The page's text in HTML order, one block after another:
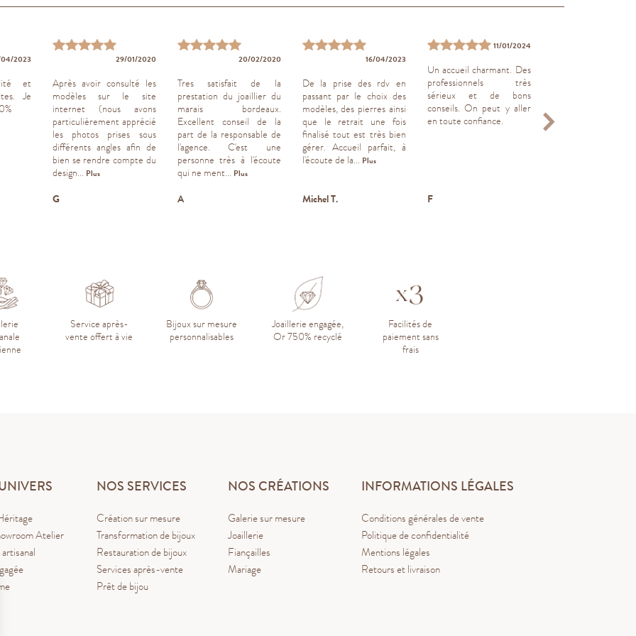
2023
et
Je
29/01/2020
Après avoir consulté les
modèles sur le site
internet (nous avons
particulièrement apprécié
les photos prises sous
différents angles afin de
bien se rendre compte du
design... Plus
G
20/02/2020
Tres satisfait de la
prestation du joaillier du
marais bordeaux.
Excellent conseil de la
part de la responsable de
l'agence. C'est une
personne très à l'écoute
qui ne ment... Plus
A
16/04/2023
De la prise des rdv en
passant par le choix des
modèles, des pierres ainsi
que le retrait une fois
finalisé tout est très bien
gérer. Accueil parfait, à
l'écoute de la... Plus
Michel T.
11/01/2024
Un accueil charmant. Des
professionnels très
sérieux et de bons
conseils. On peut y aller
en toute confiance.
F
Service après-
vente offert à vie
Bijoux sur mesure
personnalisables
Joaillerie engagée,
Or 750% recyclé
Facilités de
paiement sans
frais
Atelier
NOS SERVICES
Création sur mesure
Transformation de bijoux
Restauration de bijoux
Services après-vente
Prêt de bijou
NOS CRÉATIONS
Galerie sur mesure
Joaillerie
Fiançailles
Mariage
INFORMATIONS LÉGALES
Conditions générales de vente
Politique de confidentialité
Mentions légales
Retours et livraison